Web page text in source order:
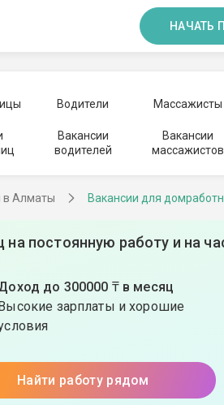
НАЧАТЬ
Водители Массажисты
Вакансии
водителей
Вакансии
массажистов
в Алматы Вакансии для
постоянную работу и на
до 300000 ₸ в месяц
зарплаты и хорошие
Найти работу рядом